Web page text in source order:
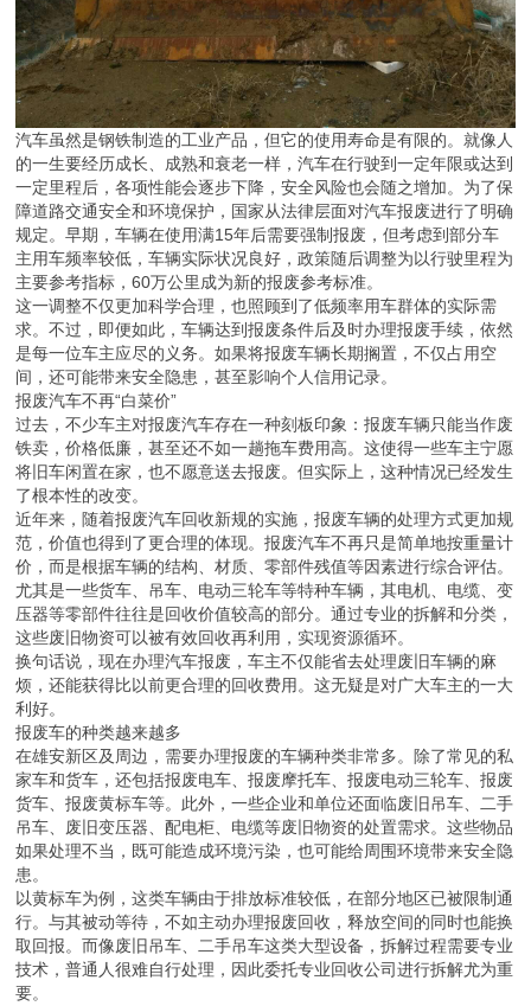
汽车虽然是钢铁制造的工业产品，但它的使用寿命是有限的。就像人
的一生要经历成长、成熟和衰老一样，汽车在行驶到一定年限或达到
一定里程后，各项性能会逐步下降，安全风险也会随之增加。为了保
障道路交通安全和环境保护，国家从法律层面对汽车报废进行了明确
规定。早期，车辆在使用满15年后需要强制报废，但考虑到部分车
主用车频率较低，车辆实际状况良好，政策随后调整为以行驶里程为
主要参考指标，60万公里成为新的报废参考标准。
这一调整不仅更加科学合理，也照顾到了低频率用车群体的实际需
求。不过，即便如此，车辆达到报废条件后及时办理报废手续，依然
是每一位车主应尽的义务。如果将报废车辆长期搁置，不仅占用空
间，还可能带来安全隐患，甚至影响个人信用记录。
报废汽车不再“白菜价”
过去，不少车主对报废汽车存在一种刻板印象：报废车辆只能当作废
铁卖，价格低廉，甚至还不如一趟拖车费用高。这使得一些车主宁愿
将旧车闲置在家，也不愿意送去报废。但实际上，这种情况已经发生
了根本性的改变。
近年来，随着报废汽车回收新规的实施，报废车辆的处理方式更加规
范，价值也得到了更合理的体现。报废汽车不再只是简单地按重量计
价，而是根据车辆的结构、材质、零部件残值等因素进行综合评估。
尤其是一些货车、吊车、电动三轮车等特种车辆，其电机、电缆、变
压器等零部件往往是回收价值较高的部分。通过专业的拆解和分类，
这些废旧物资可以被有效回收再利用，实现资源循环。
换句话说，现在办理汽车报废，车主不仅能省去处理废旧车辆的麻
烦，还能获得比以前更合理的回收费用。这无疑是对广大车主的一大
利好。
报废车的种类越来越多
在雄安新区及周边，需要办理报废的车辆种类非常多。除了常见的私
家车和货车，还包括报废电车、报废摩托车、报废电动三轮车、报废
货车、报废黄标车等。此外，一些企业和单位还面临废旧吊车、二手
吊车、废旧变压器、配电柜、电缆等废旧物资的处置需求。这些物品
如果处理不当，既可能造成环境污染，也可能给周围环境带来安全隐
患。
以黄标车为例，这类车辆由于排放标准较低，在部分地区已被限制通
行。与其被动等待，不如主动办理报废回收，释放空间的同时也能换
取回报。而像废旧吊车、二手吊车这类大型设备，拆解过程需要专业
技术，普通人很难自行处理，因此委托专业回收公司进行拆解尤为重
要。